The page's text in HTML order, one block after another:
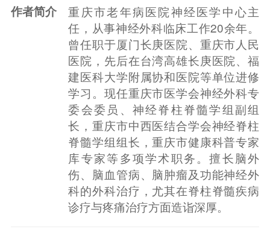
作者简介
重庆市老年病医院神经医学中心主
任，从事神经外科临床工作20余年。
曾任职于厦门长庚医院、重庆市人民
医院，先后在台湾高雄长庚医院、福
建医科大学附属协和医院等单位进修
学习。现任重庆市医学会神经外科专
委会委员、神经脊柱脊髓学组副组
长，重庆市中西医结合学会神经脊柱
脊髓学组组长，重庆市健康科普专家
库专家等多项学术职务。擅长脑外
伤、脑血管病、脑肿瘤及功能神经外
科的外科治疗，尤其在脊柱脊髓疾病
诊疗与疼痛治疗方面造诣深厚。